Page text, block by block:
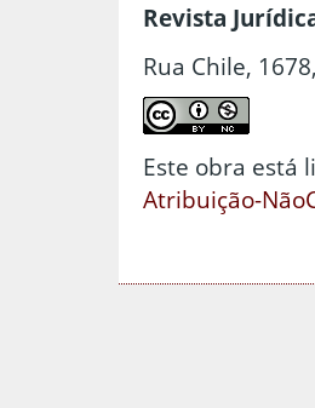
Revista
Rua Chile,
Este obra está
Atribuição-